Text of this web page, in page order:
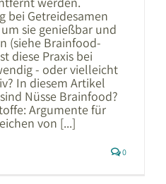
bei Getreidesamen
sie genießbar und
(siehe Brainfood-
diese Praxis bei
- oder vielleicht
In diesem Artikel
Nüsse Brainfood?
Argumente für
von [...]
0